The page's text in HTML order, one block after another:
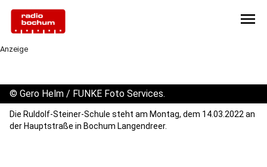
menu
Anzeige
© Gero Helm / FUNKE Foto Services.
Die Ruldolf-Steiner-Schule steht am Montag, dem 14.03.2022 an
der Hauptstraße in Bochum Langendreer.